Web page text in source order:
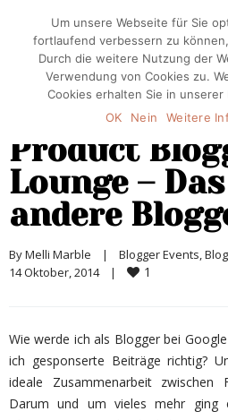
Product
Lounge –
andere
By Melli Marble | Blogger Events,
14 Oktober, 2014
| 1
Wie werde ich als Blogger bei
ich gesponserte Beiträge richtig?
ideale Zusammenarbeit zwischen
Darum und um vieles mehr ging
Um unsere Webseite für Sie
fortlaufend verbessern zu
Durch die weitere Nutzung der
Verwendung von Cookies zu.
Cookies erhalten Sie in
OK
Nein Weitere